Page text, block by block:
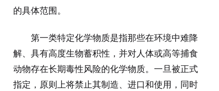
的具体范围。
第一类特定化学物质是指那些在环境中难降
解、具有高度生物蓄积性，并对人体或高等捕食
动物存在长期毒性风险的化学物质。一旦被正式
指定，原则上将禁止其制造、进口和使用，同时